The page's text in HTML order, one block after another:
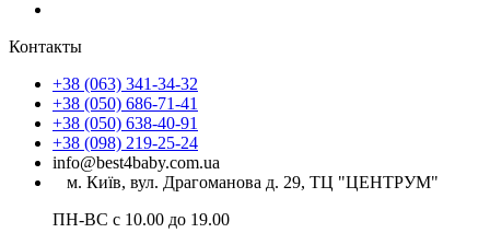
Контакты
+38 (063) 341-34-32
+38 (050) 686-71-41
+38 (050) 638-40-91
+38 (098) 219-25-24
info@best4baby.com.ua
м. Київ, вул. Драгоманова д. 29, ТЦ "ЦЕНТРУМ"
ПН-ВС с 10.00 до 19.00